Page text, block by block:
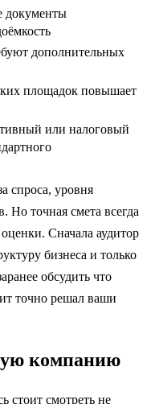
документы
дополнительных
площадок повышает
или налоговый
спроса, уровня
Но точная смета всегда
Сначала аудитор
бизнеса и только
обсудить что
точно решал ваши
компанию
стоит смотреть не